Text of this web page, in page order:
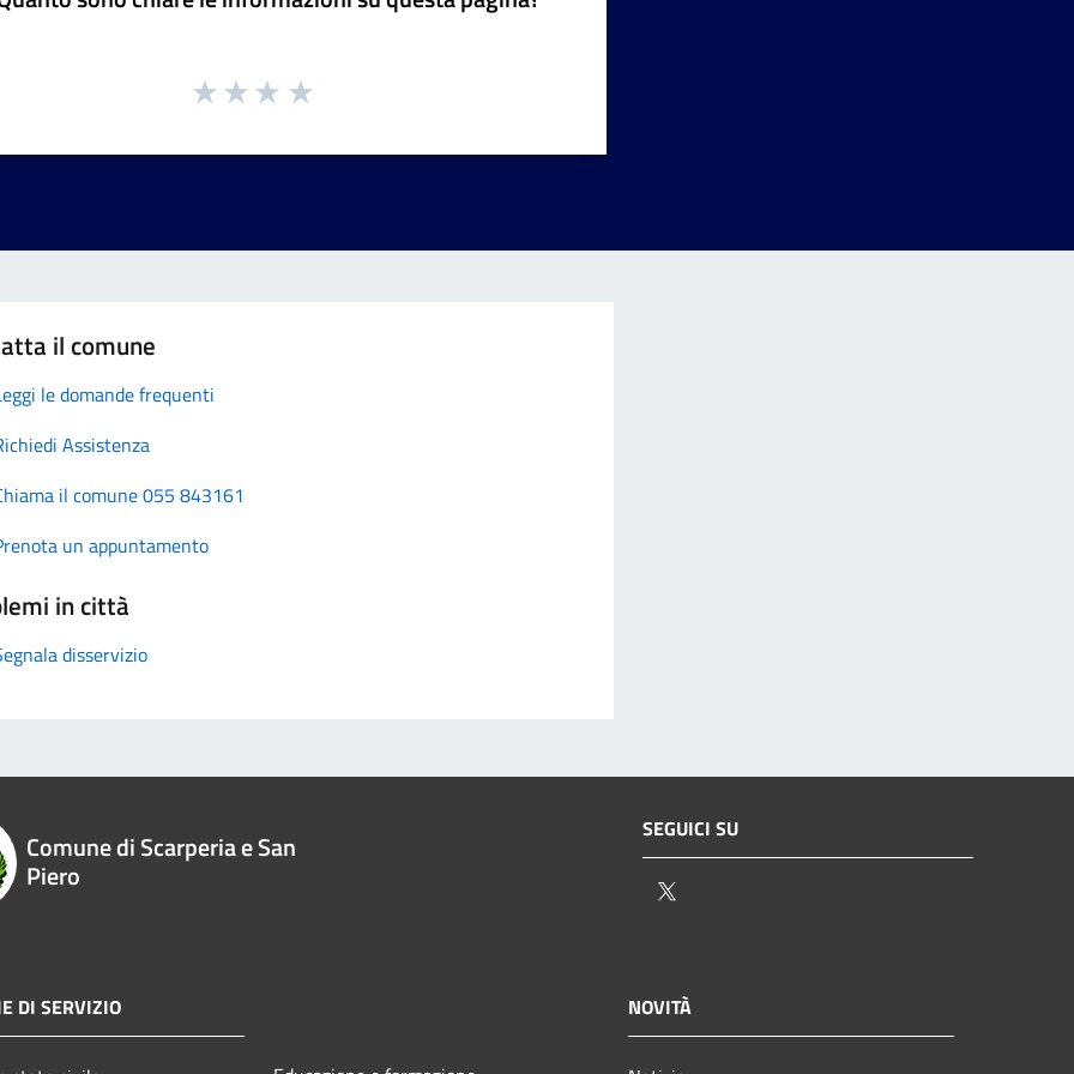
il comune
le domande frequenti
Assistenza
il comune 055 843161
un appuntamento
in città
disservizio
Comune di Scarperia e San
Piero
SEGUICI SU
DI SERVIZIO NOVITÀ